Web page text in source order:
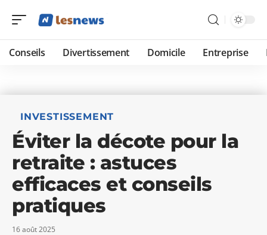
Conseils Divertissement Domicile Entreprise
INVESTISSEMENT
Éviter la décote pour la
retraite : astuces
efficaces et conseils
pratiques
16 août 2025